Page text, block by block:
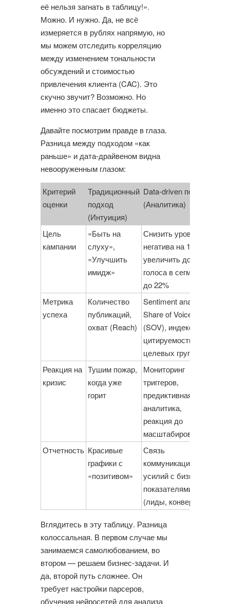
её нельзя загнать в таблицу!».
Можно. И нужно. Да, не всё
измеряется в рублях напрямую, но
мы можем отследить корреляцию
между изменением тональности
обсуждений и стоимостью
привлечения клиента (CAC). Это
скучно звучит? Возможно. Но
именно это спасает бюджеты.
Давайте посмотрим правде в глаза.
Разница между подходом «как
раньше» и дата-драйвеном видна
невооруженным глазом:
Критерий
оценки
Традиционный
подход
(Интуиция)
Data-driven подход
(Аналитика)
Цель
кампании
«Быть на
слуху»,
«Улучшить
имидж»
Снизить уровень
негатива на 15%,
увеличить долю
голоса в сегменте
до 22%
Метрика
успеха
Количество
публикаций,
охват (Reach)
Sentiment analysis,
Share of Voice
(SOV), индекс
цитируемости в
целевых группах
Реакция на
кризис
Тушим пожар,
когда уже
горит
Мониторинг
триггеров,
предиктивная
аналитика,
реакция до
масштабирования
Отчетность Красивые
графики с
«позитивом»
Связь
коммуникационных
усилий с бизнес-
показателями
(лиды, конверсия)
Вглядитесь в эту таблицу. Разница
колоссальная. В первом случае мы
занимаемся самолюбованием, во
втором — решаем бизнес-задачи. И
да, второй путь сложнее. Он
требует настройки парсеров,
обучения нейросетей для анализа